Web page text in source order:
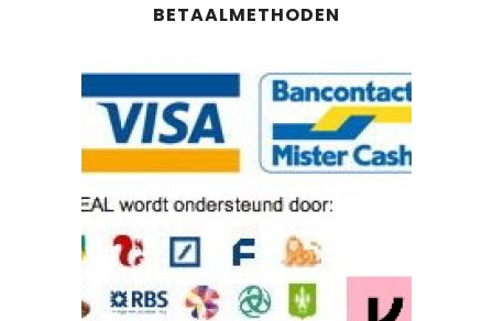
BETAALMETHODEN